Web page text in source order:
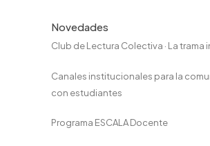
Novedades
Club de Lectura Colectiva · La trama
Canales institucionales para la
con estudiantes
Programa ESCALA Docente